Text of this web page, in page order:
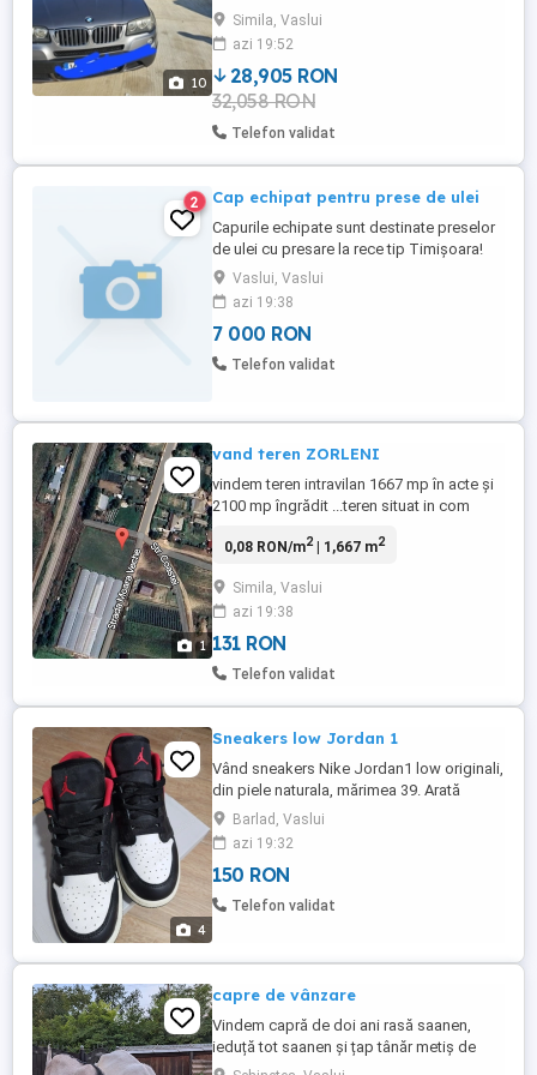
10
Simila, Vaslui
azi 19:52
28,905 RON
32,058 RON
Telefon validat
2 Cap echipat pentru prese de ulei
Capurile echipate sunt destinate preselor
de ulei cu presare la rece tip Timișoara!
Vaslui, Vaslui
azi 19:38
7 000 RON
Telefon validat
1
vand teren ZORLENI
vindem teren intravilan 1667 mp în acte și
2100 mp îngrădit ...teren situat in com
limita proprietății ..apa ..curent ...gaz..la
deschidere la drum de 45 m.
0,08 RON/m2| 1,667 m2
Simila, Vaslui
azi 19:38
131 RON
Telefon validat
4
Sneakers low Jordan 1
Vând sneakers Nike Jordan1 low originali,
din piele naturala, mărimea 39. Arată
impecabil
Barlad, Vaslui
azi 19:32
150 RON
Telefon validat
capre de vânzare
Vindem capră de doi ani rasă saanen,
ieduță tot saanen și țap tânăr metiș de
anglo nubiene de la altă capră pentru